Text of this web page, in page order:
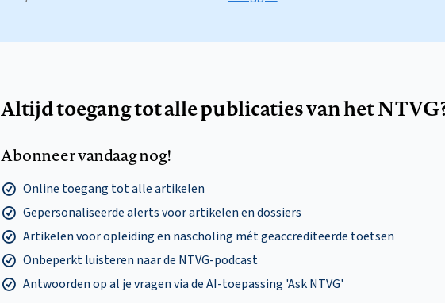
Altijd toegang tot alle publicaties van het
Abonneer vandaag nog!
Online toegang tot alle artikelen
Gepersonaliseerde alerts voor artikelen en dossiers
Artikelen voor opleiding en nascholing mét geaccrediteerde toetsen
Onbeperkt luisteren naar de NTVG-podcast
Antwoorden op al je vragen via de AI-toepassing 'Ask NTVG'